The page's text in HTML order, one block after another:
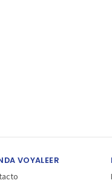
VOYALEER